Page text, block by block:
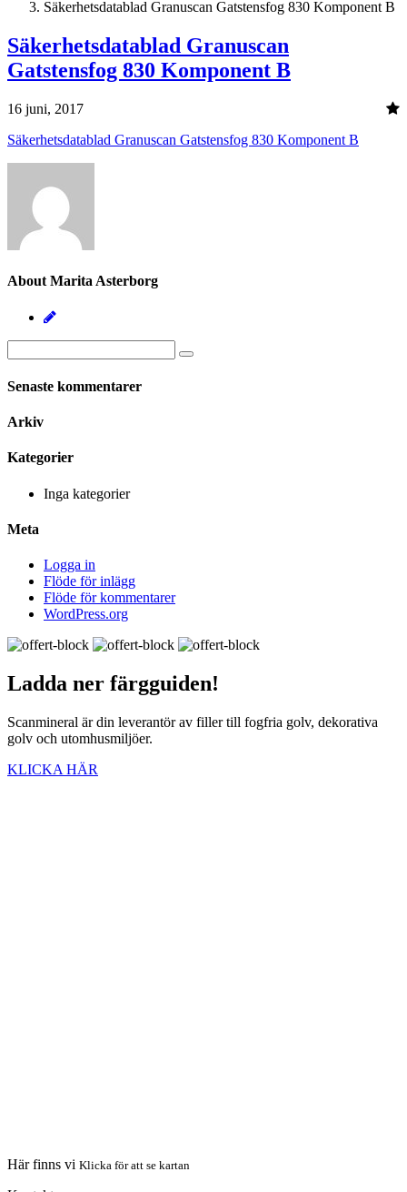
Säkerhetsdatablad Granuscan Gatstensfog 830 Komponent B
Säkerhetsdatablad Granuscan
Gatstensfog 830 Komponent B
16 juni, 2017
Säkerhetsdatablad Granuscan Gatstensfog 830 Komponent B
About Marita Asterborg
Senaste kommentarer
Arkiv
Kategorier
Inga kategorier
Meta
Logga in
Flöde för inlägg
Flöde för kommentarer
WordPress.org
Ladda ner färgguiden!
Scanmineral är din leverantör av filler till fogfria golv, dekorativa
golv och utomhusmiljöer.
KLICKA HÄR
Här finns vi Klicka för att se kartan